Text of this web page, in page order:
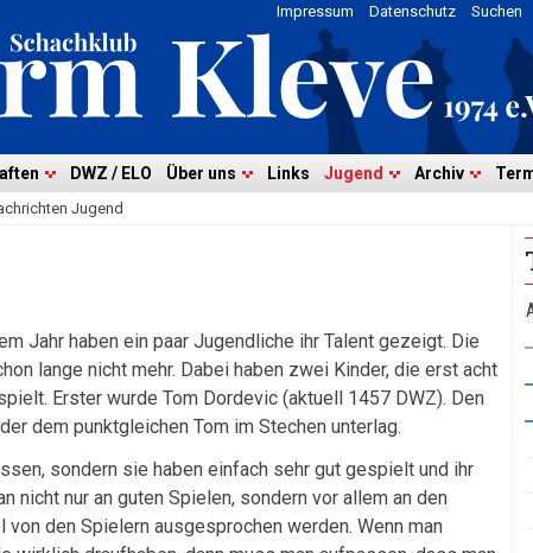
Suchen
Datenschutz
Impressum
DWZ / ELO Über uns Links Jugend Archiv
Jugend
Jahr haben ein paar Jugendliche ihr Talent gezeigt. Die
lange nicht mehr. Dabei haben zwei Kinder, die erst acht
Erster wurde Tom Dordevic (aktuell 1457 DWZ). Den
dem punktgleichen Tom im Stechen unterlag.
sondern sie haben einfach sehr gut gespielt und ihr
nicht nur an guten Spielen, sondern vor allem an den
den Spielern ausgesprochen werden. Wenn man